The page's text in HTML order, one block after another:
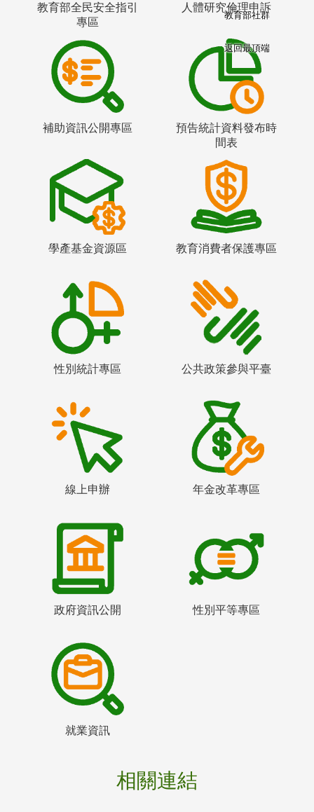
教育部全民安全指引
專區
人體研究倫理申訴
補助資訊公開專區
預告統計資料發布時
間表
學產基金資源區 教育消費者保護專區
性別統計專區 公共政策參與平臺
線上申辦 年金改革專區
政府資訊公開 性別平等專區
就業資訊
相關連結
教育部社群
返回最頂端